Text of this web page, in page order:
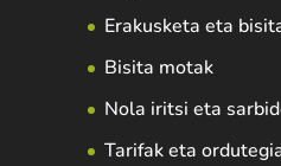
Erakusketa eta
Bisita motak
Nola iritsi eta
Tarifak eta